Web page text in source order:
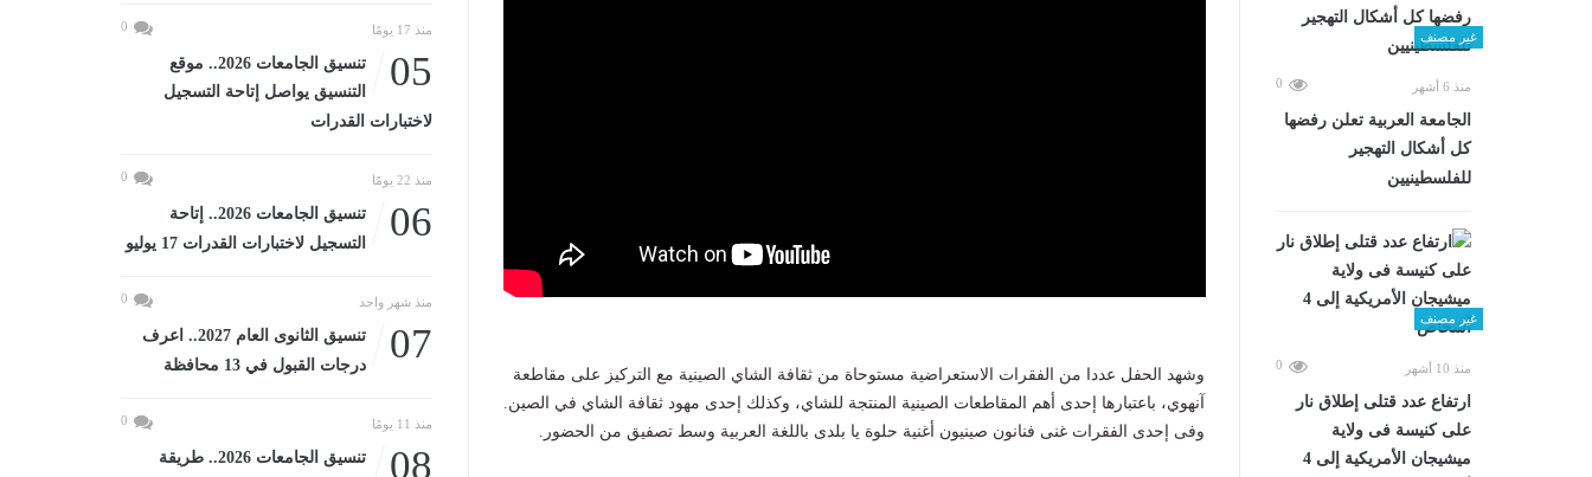
غير مصنف
منذ 6 أشهر 0
الجامعة العربية تعلن رفضها
كل أشكال التهجير
للفلسطينيين
غير مصنف
منذ 10 أشهر 0
ارتفاع عدد قتلى إطلاق نار
على كنيسة فى ولاية
ميشيجان الأمريكية إلى 4
وشهد الحفل عددا من الفقرات الاستعراضية مستوحاة من ثقافة الشاي الصينية مع التركيز على مقاطعة
آنهوي، باعتبارها إحدى أهم المقاطعات الصينية المنتجة للشاي، وكذلك إحدى مهود ثقافة الشاي في الصين.
وفى إحدى الفقرات غنى فنانون صينيون أغنية حلوة يا بلدى باللغة العربية وسط تصفيق من الحضور.
منذ 17 يومًا 0
05
تنسيق الجامعات 2026.. موقع
التنسيق يواصل إتاحة التسجيل
لاختبارات القدرات
منذ 22 يومًا 0
06
تنسيق الجامعات 2026.. إتاحة
التسجيل لاختبارات القدرات 17 يوليو
منذ شهر واحد 0
07
تنسيق الثانوى العام 2027.. اعرف
درجات القبول في 13 محافظة
منذ 11 يومًا 0
08
تنسيق الجامعات 2026.. طريقة